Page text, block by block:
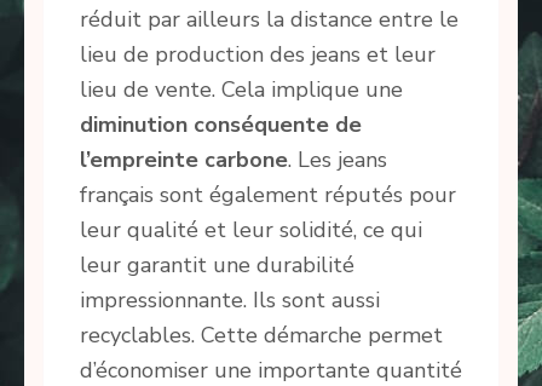
réduit par ailleurs la distance entre le
lieu de production des jeans et leur
lieu de vente. Cela implique une
diminution conséquente de
l’empreinte carbone. Les jeans
français sont également réputés pour
leur qualité et leur solidité, ce qui
leur garantit une durabilité
impressionnante. Ils sont aussi
recyclables. Cette démarche permet
d’économiser une importante quantité